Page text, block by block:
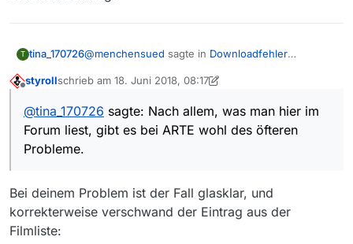
T tina_170726@menchensued sagte in Downloadfehler
darf man sich hier nicht beschweren.
Nach allem, was man hier im Forum liest, gibt es
bei ARTE wohl des öfteren Probleme.
Responsecode 404 bei arte.de:
… Aufzeichnen des Livestreams, was bei mir
styrollschrieb am 18. Juni 2018, 08:17
zuletzt editiert von styroll
@tina_170726 sagte: Nach allem, was man hier im
Forum liest, gibt es bei ARTE wohl des öfteren
Probleme.
Bei deinem Problem ist der Fall glasklar, und
korrekterweise verschwand der Eintrag aus der
Filmliste: